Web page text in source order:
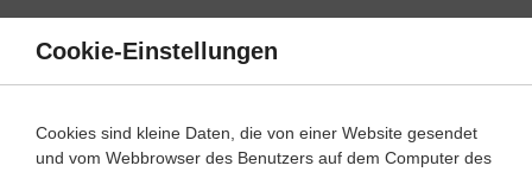
Direkt
Inhalt
Biologie 5. Klasse ‐ Abitur
Cookie-Einstellungen
Cookies sind kleine Daten, die von einer Website gesendet
und vom Webbrowser des Benutzers auf dem Computer des